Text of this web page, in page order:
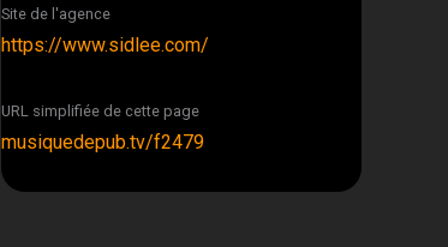
Site de l'agence
https://www.sidlee.com/
URL simplifiée de cette page
musiquedepub.tv/f2479